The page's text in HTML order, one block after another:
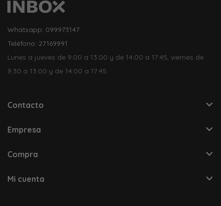
Whatsapp: 099973147
Teléfono: 27169991
Lunes a jueves de 9:00 a 13:00 y de 14:00 a 17:45, viernes de
9:30 a 13:00 y de 14:00 a 17:45.
Contacto
Empresa
Compra
Mi cuenta